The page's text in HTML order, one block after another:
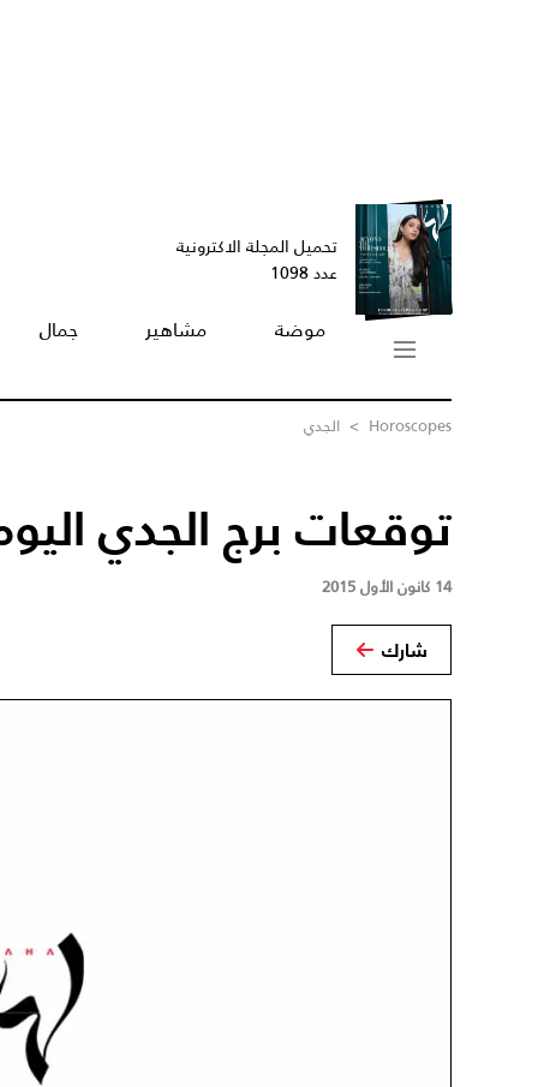
تحميل المجلة الاكترونية
عدد 1098
موضة مشاهير جمال
Horoscopes
> الجدي
توقعات برج الجدي اليوم 14/12/
14 كانون الأول 2015
شارك